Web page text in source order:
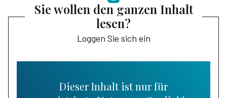
Sie wollen den ganzen Inhalt
lesen?
Loggen Sie sich ein
Dieser Inhalt ist nur für